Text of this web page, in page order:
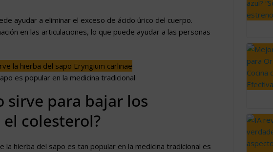
ayudar a eliminar el exceso de ácido úrico del cuerpo.
en las articulaciones, lo que puede ayudar a las personas
es popular en la medicina tradicional
sirve para bajar los
colesterol?
la hierba del sapo es tan popular en la medicina tradicional es